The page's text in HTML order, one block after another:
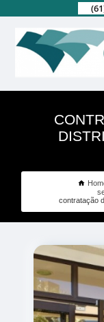
contratação